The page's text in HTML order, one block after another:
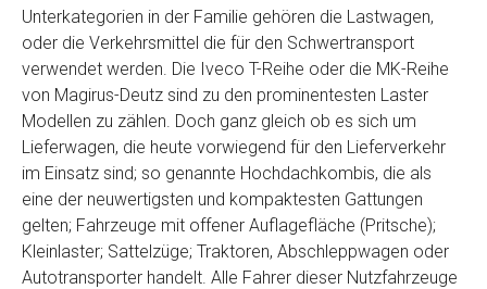
PLZ und Ort
Foto Nr. 1
Foto Nr. 2
Foto Nr. 3
Unterkategorien in der Familie gehören die Lastwagen,
oder die Verkehrsmittel die für den Schwertransport
verwendet werden. Die Iveco T-Reihe oder die MK-Reihe
von Magirus-Deutz sind zu den prominentesten Laster
Modellen zu zählen. Doch ganz gleich ob es sich um
Lieferwagen, die heute vorwiegend für den Lieferverkehr
im Einsatz sind; so genannte Hochdachkombis, die als
eine der neuwertigsten und kompaktesten Gattungen
gelten; Fahrzeuge mit offener Auflagefläche (Pritsche);
Kleinlaster; Sattelzüge; Traktoren, Abschleppwagen oder
Autotransporter handelt. Alle Fahrer dieser Nutzfahrzeuge